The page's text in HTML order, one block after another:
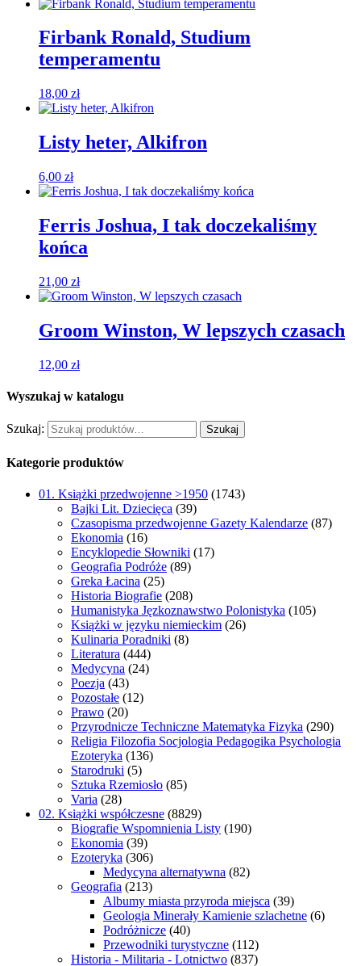
Firbank Ronald, Studium
temperamentu
18,00 zł
Listy heter, Alkifron
6,00 zł
Ferris Joshua, I tak doczekaliśmy
końca
21,00 zł
Groom Winston, W lepszych czasach
12,00 zł
Wyszukaj w katalogu
Szukaj: Szukaj
Kategorie produktów
01. Książki przedwojenne >1950 (1743)
Bajki Lit. Dziecięca (39)
Czasopisma przedwojenne Gazety Kalendarze (87)
Ekonomia (16)
Encyklopedie Słowniki (17)
Geografia Podróże (89)
Greka Łacina (25)
Historia Biografie (208)
Humanistyka Jęzkoznawstwo Polonistyka (105)
Książki w języku niemieckim (26)
Kulinaria Poradniki (8)
Literatura (444)
Medycyna (24)
Poezja (43)
Pozostałe (12)
Prawo (20)
Przyrodnicze Techniczne Matematyka Fizyka (290)
Religia Filozofia Socjologia Pedagogika Psychologia
Ezoteryka (136)
Starodruki (5)
Sztuka Rzemiosło (85)
Varia (28)
02. Książki współczesne (8829)
Biografie Wspomnienia Listy (190)
Ekonomia (39)
Ezoteryka (306)
Medycyna alternatywna (82)
Geografia (213)
Albumy miasta przyroda miejsca (39)
Geologia Minerały Kamienie szlachetne (6)
Podróżnicze (40)
Przewodniki turystyczne (112)
Historia - Militaria - Lotnictwo (837)